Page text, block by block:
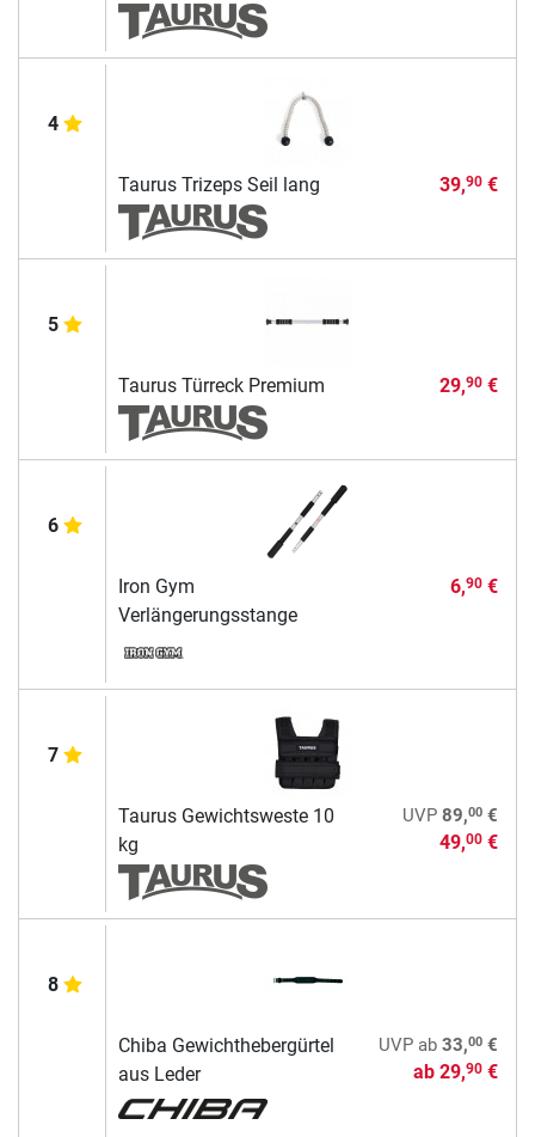
4
Taurus Trizeps Seil lang 39,90€
5
Taurus Türreck Premium 29,90€
6
Iron Gym
Verlängerungsstange
6,90€
7
Taurus Gewichtsweste 10
kg
UVP 89,00€
49,00€
8
Chiba Gewichthebergürtel
aus Leder
UVPab 33,00€
ab 29,90€